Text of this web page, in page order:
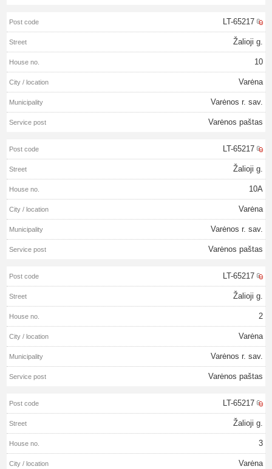
LT-65217
Žalioji g.
10
Varėna
Varėnos r. sav.
Varėnos paštas
LT-65217
Žalioji g.
10A
Varėna
Varėnos r. sav.
Varėnos paštas
LT-65217
Žalioji g.
2
Varėna
Varėnos r. sav.
Varėnos paštas
LT-65217
Žalioji g.
3
Varėna